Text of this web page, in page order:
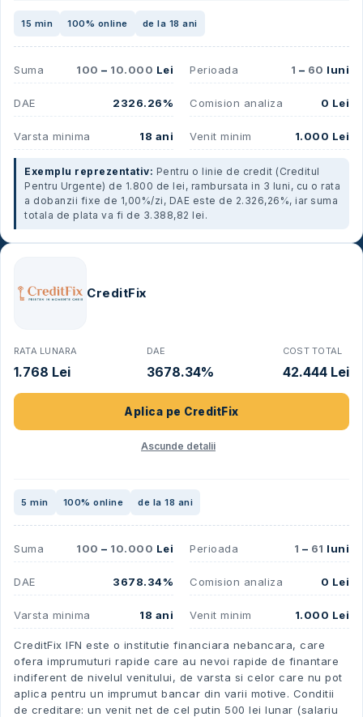
15 min 100% online de la 18 ani
Suma 100 – 10.000 Lei Perioada 1 – 60 luni
DAE 2326.26% Comision analiza 0 Lei
Varsta minima 18 ani Venit minim 1.000 Lei
Exemplu reprezentativ: Pentru o linie de credit (Creditul
Pentru Urgente) de 1.800 de lei, rambursata in 3 luni, cu o rata
a dobanzii fixe de 1,00%/zi, DAE este de 2.326,26%, iar suma
totala de plata va fi de 3.388,82 lei.
CreditFix
RATA LUNARA
1.768 Lei
DAE
3678.34%
COST TOTAL
42.444 Lei
Aplica pe CreditFix
Ascunde detalii
5 min 100% online de la 18 ani
Suma 100 – 10.000 Lei Perioada 1 – 61 luni
DAE 3678.34% Comision analiza 0 Lei
Varsta minima 18 ani Venit minim 1.000 Lei
CreditFix IFN este o institutie financiara nebancara, care
ofera imprumuturi rapide care au nevoi rapide de finantare
indiferent de nivelul venitului, de varsta si celor care nu pot
aplica pentru un imprumut bancar din varii motive. Conditii
de creditare: un venit net de cel putin 500 lei lunar (salariu